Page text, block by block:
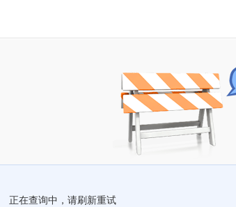
正在查询中，请刷新重试